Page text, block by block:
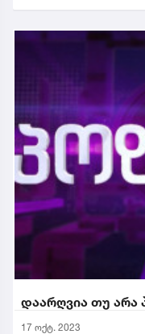
დაარღვია თუ არა
17 ოქტ. 2023